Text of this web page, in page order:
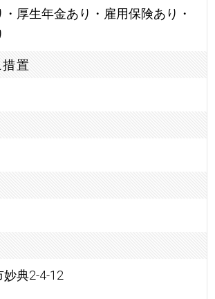
厚生年金あり・雇用保険あり・
置
典2-4-12